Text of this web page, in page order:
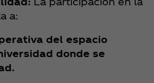
a:
del espacio
donde se